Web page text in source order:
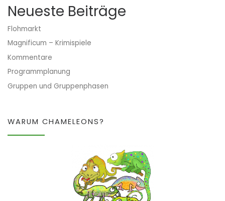
Neueste Beiträge
Flohmarkt
Magnificum – Krimispiele
Kommentare
Programmplanung
Gruppen und Gruppenphasen
WARUM CHAMELEONS?